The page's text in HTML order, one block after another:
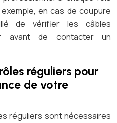
en cas de coupure
de vérifier les câbles
avant de contacter un
réguliers pour
de votre
réguliers sont nécessaires